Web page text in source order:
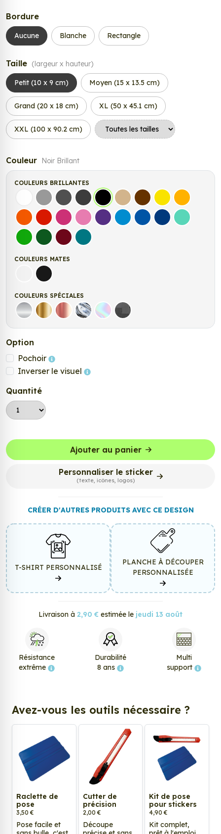
Bordure
Aucune Blanche Rectangle
Taille (largeur x hauteur)
Petit (10 x 9 cm) Moyen (15 x 13.5 cm)
Grand (20 x 18 cm) XL (50 x 45.1 cm)
XXL (100 x 90.2 cm)
Couleur Noir Brillant
COULEURS BRILLANTES
Blanc Gris Gris FoncéGris Anthracite
Noir Beige Marron Jaune ClairJaune
OrangeRouge FuchsiaRose Violet Bleu clairBleu MoyenBleu FoncéBleu Vert
Vert clairVert FoncéBordeauxTurquoise
COULEURS MATES
Blanc matNoir Mat
COULEURS SPÉCIALES
Argent Or Rose Gold
ChromeHolographique
Carbone Noir
Option
Pochoir
Inverser le visuel
Quantité
Ajouter au panier
Personnaliser le sticker
(texte, icônes, logos)
CRÉER D'AUTRES PRODUITS AVEC CE DESIGN
T-SHIRT PERSONNALISÉ
PLANCHE À DÉCOUPER
PERSONNALISÉE
Livraison à 2,90 € estimée le jeudi 13 août
Résistance
extrême
Durabilité
8 ans
Multi
support
Avez-vous les outils nécessaire ?
Raclette de
pose
3,50 €
Pose facile et
Cutter de
précision
2,00 €
Découpe
Kit de pose
pour stickers
4,90 €
Kit complet,